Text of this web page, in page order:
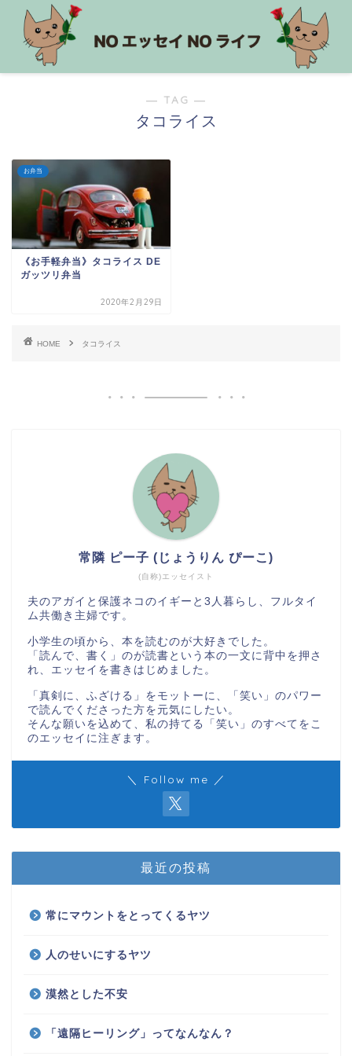
― TAG ―
タコライス
お弁当
《お手軽弁当》タコライス DE
ガッツリ弁当
2020年2月29日
HOME タコライス
(自称)エッセイスト
常隣 ピー子 (じょうりん ぴーこ)
夫のアガイと保護ネコのイギーと3人暮らし、フルタイ
ム共働き主婦です。
小学生の頃から、本を読むのが大好きでした。
「読んで、書く」のが読書という本の一文に背中を押さ
れ、エッセイを書きはじめました。
「真剣に、ふざける」をモットーに、「笑い」のパワー
で読んでくださった方を元気にしたい。
そんな願いを込めて、私の持てる「笑い」のすべてをこ
のエッセイに注ぎます。
＼ Follow me ／
最近の投稿
常にマウントをとってくるヤツ
人のせいにするヤツ
漠然とした不安
「遠隔ヒーリング」ってなんなん？